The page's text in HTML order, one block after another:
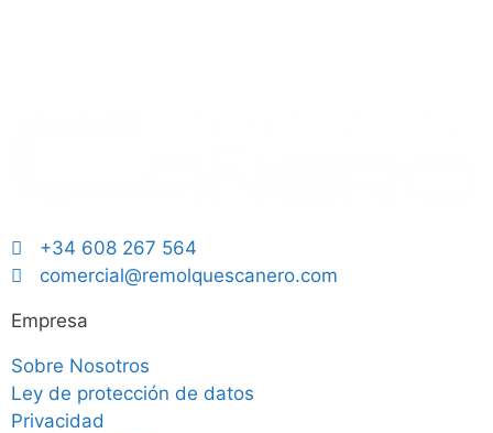
+34 608 267 564
comercial@remolquescanero.com
Empresa
Sobre Nosotros
Ley de protección de datos
Privacidad